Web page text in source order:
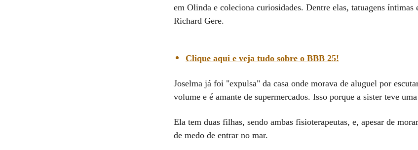
em Olinda e coleciona curiosidades. Dentre elas, tatuagens íntimas
Richard Gere.
Clique aqui e veja tudo sobre o BBB 25!
Joselma já foi "expulsa" da casa onde morava de aluguel por
volume e é amante de supermercados. Isso porque a sister teve
Ela tem duas filhas, sendo ambas fisioterapeutas, e, apesar de
de medo de entrar no mar.